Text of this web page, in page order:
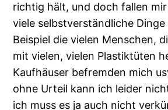
richtig hält, und doch fallen
viele selbstverständliche Dinge
Beispiel die vielen Menschen,
mit vielen, vielen Plastiktüten
Kaufhäuser befremden mich
ohne Urteil kann ich leider
ich muss es ja auch nicht